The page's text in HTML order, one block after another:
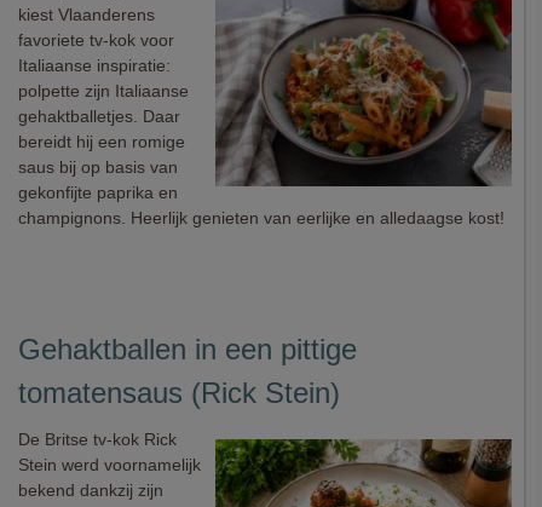
kiest Vlaanderens
favoriete tv-kok voor
Italiaanse inspiratie:
polpette zijn Italiaanse
gehaktballetjes. Daar
bereidt hij een romige
saus bij op basis van
gekonfijte paprika en
champignons. Heerlijk genieten van eerlijke en alledaagse kost!
Gehaktballen in een pittige
tomatensaus (Rick Stein)
De Britse tv-kok Rick
Stein werd voornamelijk
bekend dankzij zijn